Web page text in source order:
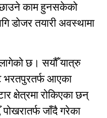
काम हुनसकेको
डोजर तयारी अवस्थामा
छ। सयौँ यात्रु
भरतपुरतर्फ आएका
क्षेत्रमा रोकिएका छन्
जाँदै गरेका